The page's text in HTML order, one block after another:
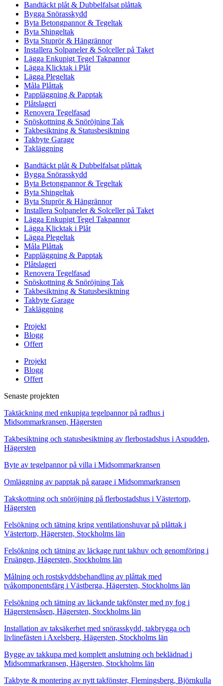
Bandtäckt plåt & Dubbelfalsat plåttak
Bygga Snörasskydd
Byta Betongpannor & Tegeltak
Byta Shingeltak
Byta Stuprör & Hängrännor
Installera Solpaneler & Solceller på Taket
Lägga Enkupigt Tegel Takpannor
Lägga Klicktak i Plåt
Lägga Plegeltak
Måla Plåttak
Pappläggning & Papptak
Plåtslageri
Renovera Tegelfasad
Snöskottning & Snöröjning Tak
Takbesiktning & Statusbesiktning
Takbyte Garage
Takläggning
Bandtäckt plåt & Dubbelfalsat plåttak
Bygga Snörasskydd
Byta Betongpannor & Tegeltak
Byta Shingeltak
Byta Stuprör & Hängrännor
Installera Solpaneler & Solceller på Taket
Lägga Enkupigt Tegel Takpannor
Lägga Klicktak i Plåt
Lägga Plegeltak
Måla Plåttak
Pappläggning & Papptak
Plåtslageri
Renovera Tegelfasad
Snöskottning & Snöröjning Tak
Takbesiktning & Statusbesiktning
Takbyte Garage
Takläggning
Projekt
Blogg
Offert
Projekt
Blogg
Offert
Senaste projekten
Taktäckning med enkupiga tegelpannor på radhus i
Midsommarkransen, Hägersten
Takbesiktning och statusbesiktning av flerbostadshus i Aspudden,
Hägersten
Byte av tegelpannor på villa i Midsommarkransen
Omläggning av papptak på garage i Midsommarkransen
Takskottning och snöröjning på flerbostadshus i Västertorp,
Hägersten
Felsökning och tätning kring ventilationshuvar på plåttak i
Västertorp, Hägersten, Stockholms län
Felsökning och tätning av läckage runt takhuv och genomföring i
Fruängen, Hägersten, Stockholms län
Målning och rostskyddsbehandling av plåttak med
tvåkomponentsfärg i Västberga, Hägersten, Stockholms län
Felsökning och tätning av läckande takfönster med ny fog i
Hägerstensåsen, Hägersten, Stockholms län
Installation av taksäkerhet med snörasskydd, takbrygga och
livlinefästen i Axelsberg, Hägersten, Stockholms län
Bygge av takkupa med komplett anslutning och beklädnad i
Midsommarkransen, Hägersten, Stockholms län
Takbyte & montering av nytt takfönster, Flemingsberg, Björnkulla